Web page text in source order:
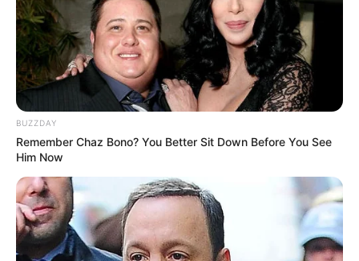
CARGAR MÁS
TEMAS DESTACADOS
EMERGENCIAS POR LLUVIAS
FUERTES LLUVIAS
VIA AL LLANO
LIGA BETPLAY
METRO DE MEDELLÍN
CORTES DE LUZ
CORTES DE AGUA
FENÓMENO DEL NIÑO
BUZZDAY
Remember Chaz Bono? You Better Sit Down Before You See
Him Now